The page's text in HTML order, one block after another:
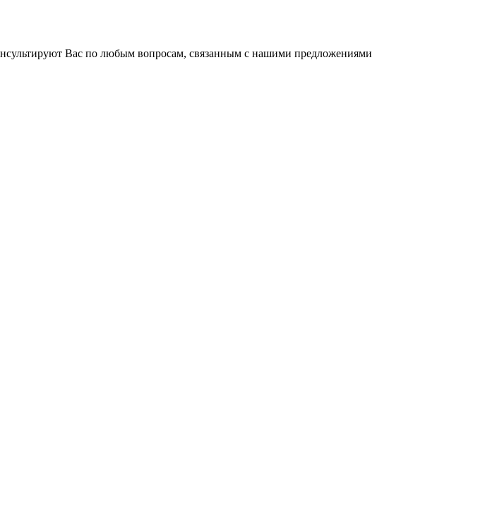
Вас по любым вопросам, связанным с нашими предложениями